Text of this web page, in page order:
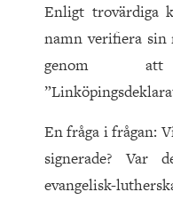
Enligt trovärdiga
namn verifiera sin
genom
En fråga i frågan:
signerade? Var
evangelisk-